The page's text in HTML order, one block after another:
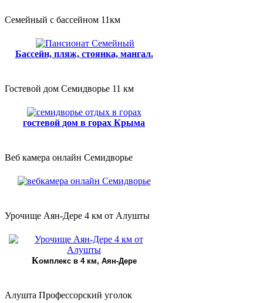
Семейный с бассейном 11км
Бассейн, пляж, стоянка, мангал.
Гостевой дом Семидворье 11 км
гостевой дом в горах Крыма
Веб камера онлайн Семидворье
Урочище Аян-Дере 4 км от Алушты
Комплекс в 4 км, Аян-Дере
Алушта Профессорский уголок